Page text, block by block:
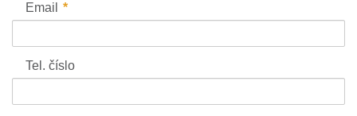
Email
Tel. číslo